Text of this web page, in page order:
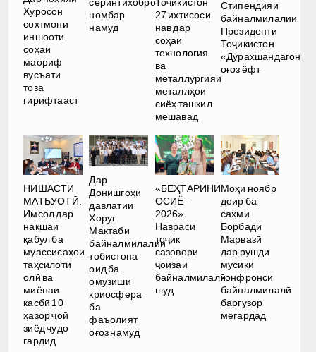
Хуросон
сохтмони
иншооти
соҳаи
маориф
вусъати
тоза
гирифтааст
номбар
намуд
27 ихтисоси
нав дар
соҳаи
технология
ва
металлургияи
металлҳои
сиёҳ ташкил
мешавад
Стипендияи
байналмилалии
Президенти
Тоҷикистон
«Дурахшандагон»
оғоз ёфт
НИШАСТИ
МАТБУОТӢ.
Имсол дар
нақшаи
қабул ба
муассисаҳои
таҳсилоти
олӣ ва
миёнаи
касбӣ 10
ҳазор ҷой
зиёд ҷудо
гардид
Дар
Донишгоҳи
давлатии
Хоруғ
Мактаби
байналмилалии
тобистона
оид ба
омӯзиши
криосфера
ба
фаъолият
оғоз намуд
«БЕҲТАРИНИ
ОСИЁ –
2026».
Навраси
тоҷик
сазовори
ҷоизаи
байналмилалӣ
шуд
Моҳи ноябр
доир ба
саҳми
Борбади
Марвазӣ
дар рушди
мусиқӣ
конфронси
байналмилалӣ
баргузор
мегардад